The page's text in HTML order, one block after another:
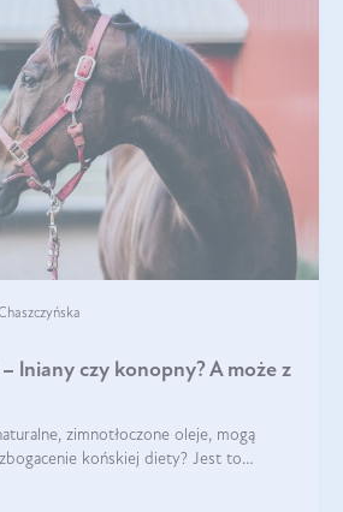
lniany czy konopny? A może z
zimnotłoczone oleje, mogą
końskiej diety? Jest to